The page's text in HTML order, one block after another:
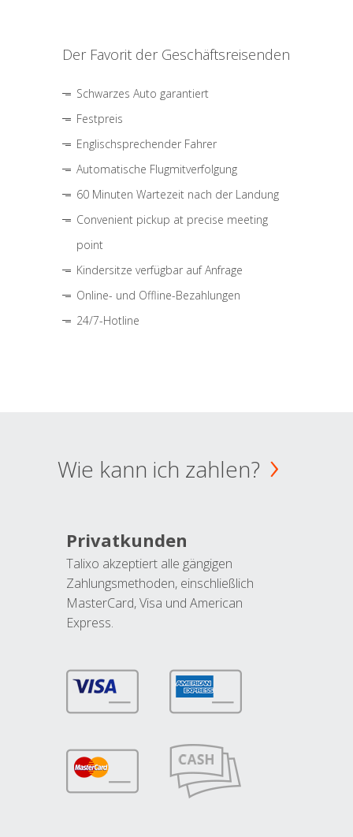
Der Favorit der Geschäftsreisenden
Schwarzes Auto garantiert
Festpreis
Englischsprechender Fahrer
Automatische Flugmitverfolgung
60 Minuten Wartezeit nach der Landung
Convenient pickup at precise meeting
point
Kindersitze verfügbar auf Anfrage
Online- und Offline-Bezahlungen
24/7-Hotline
Wie kann ich zahlen?
Privatkunden
Talixo akzeptiert alle gängigen
Zahlungsmethoden, einschließlich
MasterCard, Visa und American
Express.